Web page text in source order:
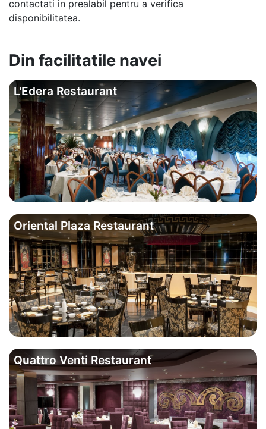
contactati in prealabil pentru a verifica
disponibilitatea.
Din facilitatile navei
L'Edera Restaurant
Oriental Plaza Restaurant
Quattro Venti Restaurant